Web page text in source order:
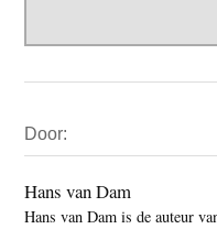
Sidebar
Door:
Hans van Dam
Hans van Dam is de auteur